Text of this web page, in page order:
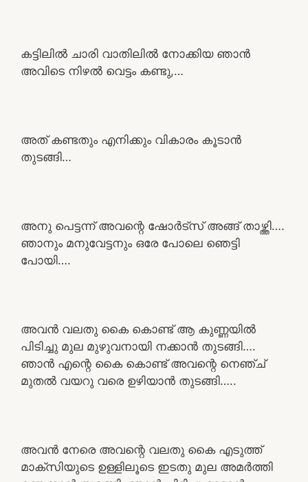
കട്ടിലിൽ ചാരി വാതിലിൽ നോക്കിയ ഞാൻ
അവിടെ നിഴൽ വെട്ടം കണ്ടു,…
അത് കണ്ടതും എനിക്കും വികാരം കൂടാൻ
തുടങ്ങി…
അനു പെട്ടന്ന് അവന്റെ ഷോർട്സ് അങ്ങ് താഴ്ത്തി….
ഞാനും മനുവേട്ടനും ഒരേ പോലെ ഞെട്ടി
പോയി….
അവൻ വലതു കൈ കൊണ്ട് ആ കുണ്ണയിൽ
പിടിച്ചു മുല മുഴുവനായി നക്കാൻ തുടങ്ങി….
ഞാൻ എന്റെ കൈ കൊണ്ട് അവന്റെ നെഞ്ച്
മുതൽ വയറു വരെ ഉഴിയാൻ തുടങ്ങി…..
അവൻ നേരെ അവന്റെ വലതു കൈ എടുത്ത്
മാക്സിയുടെ ഉള്ളിലൂടെ ഇടതു മുല അമർത്തി